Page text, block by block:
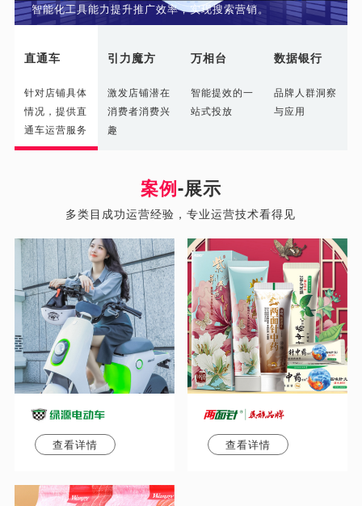
智能化工具能力提升推广效率，实现搜索营销。
直通车
针对店铺具体
情况，提供直
通车运营服务
引力魔方
激发店铺潜在
消费者消费兴
趣
万相台
智能提效的一
站式投放
数据银行
品牌人群洞察
与应用
案例-展示
多类目成功运营经验，专业运营技术看得见
查看详情 查看详情